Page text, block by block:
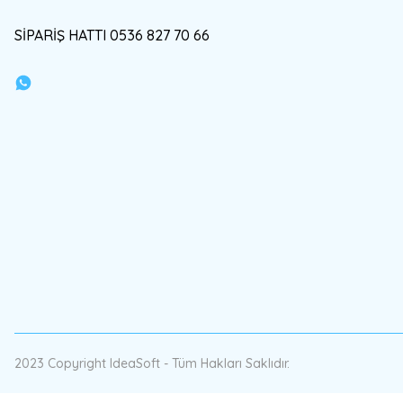
SİPARİŞ HATTI 0536 827 70 66
2023 Copyright IdeaSoft - Tüm Hakları Saklıdır.